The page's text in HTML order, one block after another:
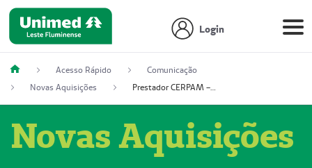
Login
Acesso Rápido
Comunicação
Novas Aquisições
Prestador CERPAM – Centro de Reabilitação S/S Ltda-ME (52004274-8)
Novas Aquisições